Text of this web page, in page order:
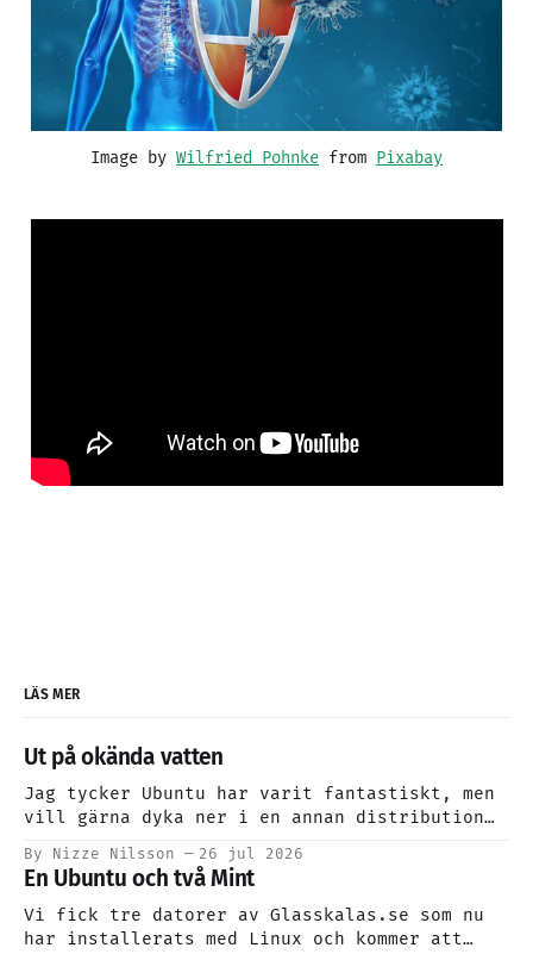
Image by Wilfried Pohnke from Pixabay
LÄS MER
Ut på okända vatten
Jag tycker Ubuntu har varit fantastiskt, men
vill gärna dyka ner i en annan distribution
skillnader. Jag fkommer att fortsätta att
installera Ubuntu åt nya användare, då jag
kan det bättre.
By Nizze Nilsson 26 jul 2026
En Ubuntu och två Mint
Vi fick tre datorer av Glasskalas.se som nu
har installerats med Linux och kommer att